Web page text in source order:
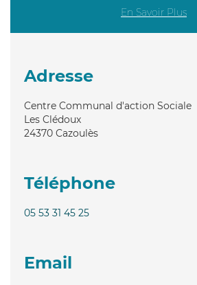
En Savoir Plus
Adresse
Centre Communal d'action Sociale
Les Clédoux
24370 Cazoulès
Téléphone
05 53 31 45 25
Email